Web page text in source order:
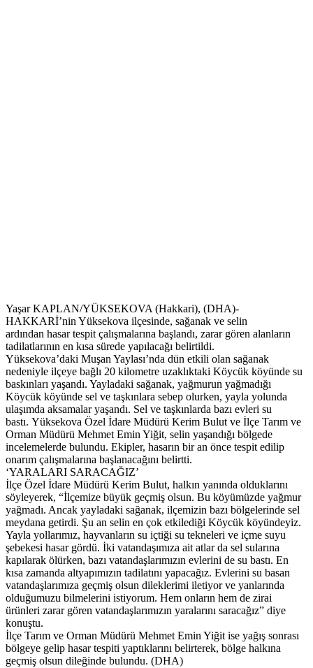
Yaşar KAPLAN/YÜKSEKOVA (Hakkari), (DHA)-
HAKKARİ’nin Yüksekova ilçesinde, sağanak ve selin
ardından hasar tespit çalışmalarına başlandı, zarar gören alanların
tadilatlarının en kısa sürede yapılacağı belirtildi.
Yüksekova’daki Muşan Yaylası’nda dün etkili olan sağanak
nedeniyle ilçeye bağlı 20 kilometre uzaklıktaki Köycük köyünde su
baskınları yaşandı. Yayladaki sağanak, yağmurun yağmadığı
Köycük köyünde sel ve taşkınlara sebep olurken, yayla yolunda
ulaşımda aksamalar yaşandı. Sel ve taşkınlarda bazı evleri su
bastı. Yüksekova Özel İdare Müdürü Kerim Bulut ve İlçe Tarım ve
Orman Müdürü Mehmet Emin Yiğit, selin yaşandığı bölgede
incelemelerde bulundu. Ekipler, hasarın bir an önce tespit edilip
onarım çalışmalarına başlanacağını belirtti.
‘YARALARI SARACAĞIZ’
İlçe Özel İdare Müdürü Kerim Bulut, halkın yanında olduklarını
söyleyerek, “İlçemize büyük geçmiş olsun. Bu köyümüzde yağmur
yağmadı. Ancak yayladaki sağanak, ilçemizin bazı bölgelerinde sel
meydana getirdi. Şu an selin en çok etkilediği Köycük köyündeyiz.
Yayla yollarımız, hayvanların su içtiği su tekneleri ve içme suyu
şebekesi hasar gördü. İki vatandaşımıza ait atlar da sel sularına
kapılarak ölürken, bazı vatandaşlarımızın evlerini de su bastı. En
kısa zamanda altyapımızın tadilatını yapacağız. Evlerini su basan
vatandaşlarımıza geçmiş olsun dileklerimi iletiyor ve yanlarında
olduğumuzu bilmelerini istiyorum. Hem onların hem de zirai
ürünleri zarar gören vatandaşlarımızın yaralarını saracağız” diye
konuştu.
İlçe Tarım ve Orman Müdürü Mehmet Emin Yiğit ise yağış sonrası
bölgeye gelip hasar tespiti yaptıklarını belirterek, bölge halkına
geçmiş olsun dileğinde bulundu. (DHA)